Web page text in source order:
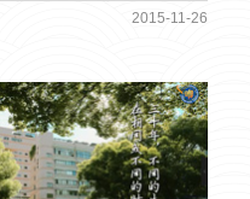
2015-11-26